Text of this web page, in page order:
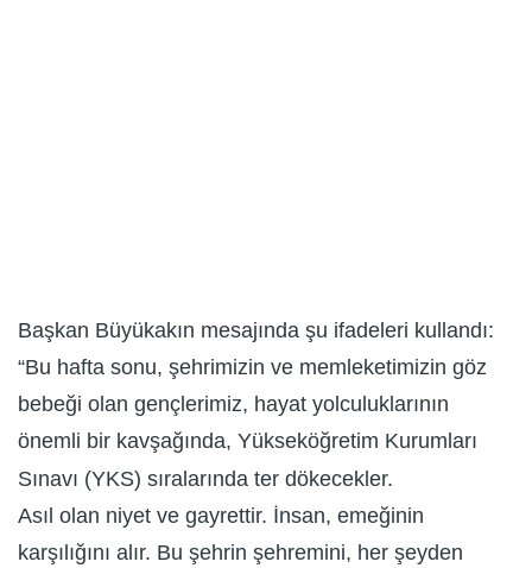
Başkan Büyükakın mesajında şu ifadeleri kullandı:
“Bu hafta sonu, şehrimizin ve memleketimizin göz
bebeği olan gençlerimiz, hayat yolculuklarının
önemli bir kavşağında, Yükseköğretim Kurumları
Sınavı (YKS) sıralarında ter dökecekler.
Asıl olan niyet ve gayrettir. İnsan, emeğinin
karşılığını alır. Bu şehrin şehremini, her şeyden